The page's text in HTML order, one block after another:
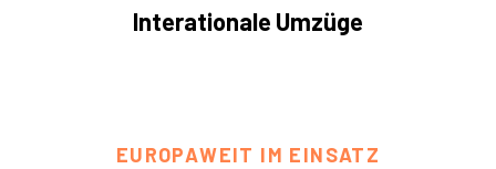
Interationale Umzüge
EUROPAWEIT IM EINSATZ